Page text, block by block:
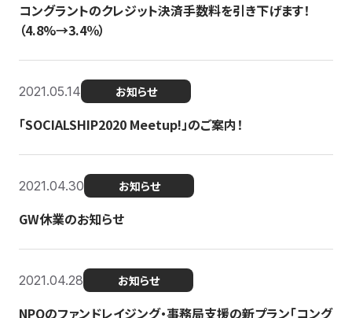
コングラントのクレジット決済手数料を引き下げます！
（4.8%→3.4％）
2021.05.14 お知らせ
「SOCIALSHIP2020 Meetup!」のご案内！
2021.04.30 お知らせ
GW休業のお知らせ
2021.04.28 お知らせ
NPOのファンドレイジング・事務局支援の新プラン「コング